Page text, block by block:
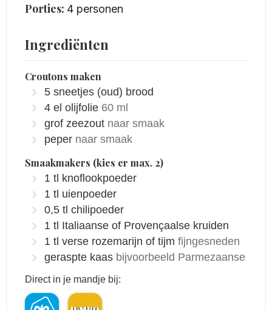
Porties: 4 personen
Ingrediënten
Croutons maken
5 sneetjes (oud) brood
4 el olijfolie 60 ml
grof zeezout naar smaak
peper naar smaak
Smaakmakers (kies er max. 2)
1 tl knoflookpoeder
1 tl uienpoeder
0,5 tl chilipoeder
1 tl Italiaanse of Provençaalse kruiden
1 tl verse rozemarijn of tijm fijngesneden
geraspte kaas bijvoorbeeld Parmezaanse
Direct in je mandje bij: